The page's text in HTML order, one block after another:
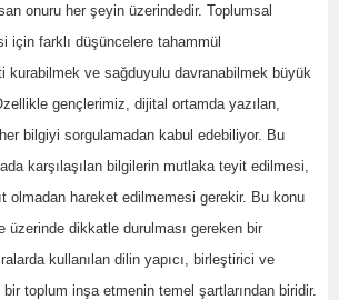
onuru her şeyin üzerindedir. Toplumsal
için farklı düşüncelere tahammül
kurabilmek ve sağduyulu davranabilmek büyük
gençlerimiz, dijital ortamda yazılan,
bilgiyi sorgulamadan kabul edebiliyor. Bu
karşılaşılan bilgilerin mutlaka teyit edilmesi,
olmadan hareket edilmemesi gerekir. Bu konu
üzerinde dikkatle durulması gereken bir
kullanılan dilin yapıcı, birleştirici ve
toplum inşa etmenin temel şartlarından biridir.